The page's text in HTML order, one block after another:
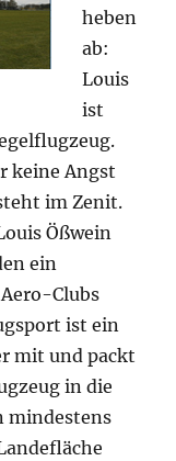
heben
ab:
Louis
ist
keine Angst
im Zenit.
Ößwein
ein
Clubs
ist ein
mit und packt
in die
mindestens